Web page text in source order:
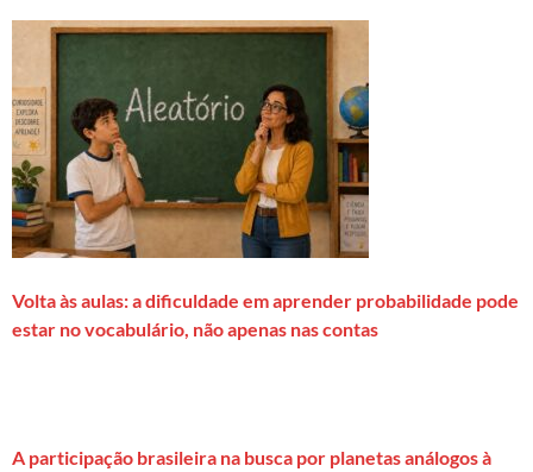
Volta às aulas: a dificuldade em aprender probabilidade pode
estar no vocabulário, não apenas nas contas
A participação brasileira na busca por planetas análogos à